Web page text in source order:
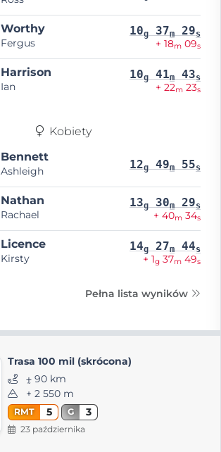
Worthy
Fergus
10g 37m 29s
+ 18m 09s
Harrison
Ian
10g 41m 43s
+ 22m 23s
Kobiety
Bennett
Ashleigh 12g 49m 55s
Nathan
Rachael
13g 30m 29s
+ 40m 34s
Licence
Kirsty
14g 27m 44s
+ 1g 37m 49s
Pełna lista wyników
Trasa 100 mil (skrócona)
⨦ 90 km
+ 2 550 m
RMT 5 G 3
23 października